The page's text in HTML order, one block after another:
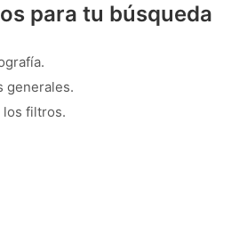
para tu búsqueda
generales.
los filtros.